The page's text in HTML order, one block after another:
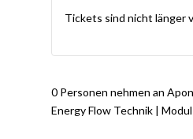
Tickets sind nicht länger
0 Personen nehmen an
Energy Flow Technik |